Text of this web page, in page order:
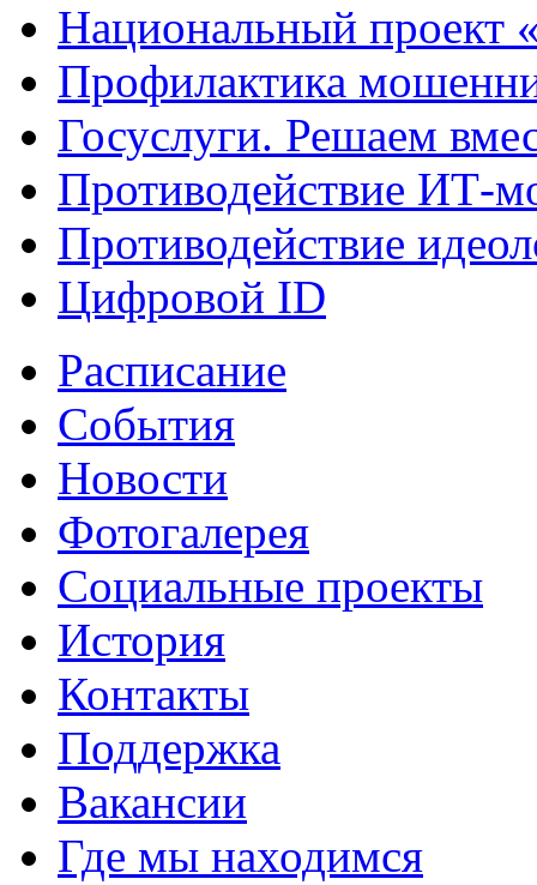
Национальный проект
Профилактика
Госуслуги. Решаем
Противодействие ИТ-
Противодействие
Цифровой ID
Расписание
События
Новости
Фотогалерея
Социальные проекты
История
Контакты
Поддержка
Вакансии
Где мы находимся